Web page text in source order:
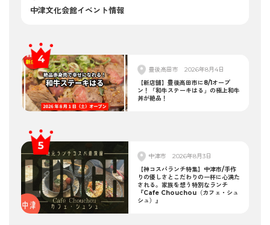
中津文化会館イベント情報
豊後高田市
2026年8月4日
【新店舗】豊後高田市に8/1オープ
ン！「和牛ステーキはる」の極上和牛
丼が絶品！
中津市
2026年8月3日
【神コスパランチ特集】中津市/手作
りの優しさとこだわりの一杯に心満た
される。家族を想う特別なランチ
『Cafe Chouchou（カフェ・シュ
シュ）』